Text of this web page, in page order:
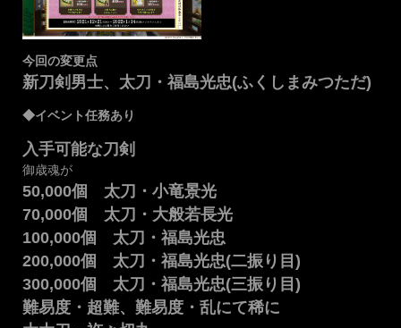
今回の変更点
新刀剣男士、太刀・福島光忠(ふくしまみつただ)
◆イベント任務あり
入手可能な刀剣
御歳魂が
50,000個 太刀・小竜景光
70,000個 太刀・大般若長光
100,000個 太刀・福島光忠
200,000個 太刀・福島光忠(二振り目)
300,000個 太刀・福島光忠(三振り目)
難易度・超難、難易度・乱にて稀に